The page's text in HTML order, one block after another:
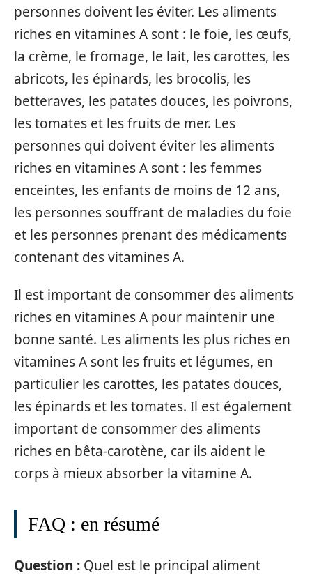
personnes doivent les éviter. Les aliments
riches en vitamines A sont : le foie, les œufs,
la crème, le fromage, le lait, les carottes, les
abricots, les épinards, les brocolis, les
betteraves, les patates douces, les poivrons,
les tomates et les fruits de mer. Les
personnes qui doivent éviter les aliments
riches en vitamines A sont : les femmes
enceintes, les enfants de moins de 12 ans,
les personnes souffrant de maladies du foie
et les personnes prenant des médicaments
contenant des vitamines A.
Il est important de consommer des aliments
riches en vitamines A pour maintenir une
bonne santé. Les aliments les plus riches en
vitamines A sont les fruits et légumes, en
particulier les carottes, les patates douces,
les épinards et les tomates. Il est également
important de consommer des aliments
riches en bêta-carotène, car ils aident le
corps à mieux absorber la vitamine A.
FAQ : en résumé
Question : Quel est le principal aliment